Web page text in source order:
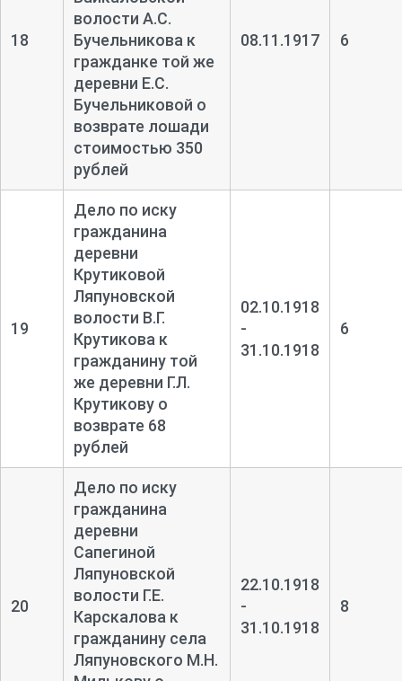
18
волости А.С.
Бучельникова к
гражданке той же
деревни Е.С.
Бучельниковой о
возврате лошади
стоимостью 350
рублей
08.11.1917 6
19
Дело по иску
гражданина
деревни
Крутиковой
Ляпуновской
волости В.Г.
Крутикова к
гражданину той
же деревни Г.Л.
Крутикову о
возврате 68
рублей
02.10.1918
-
31.10.1918
6
20
Дело по иску
гражданина
деревни
Сапегиной
Ляпуновской
волости Г.Е.
Карскалова к
гражданину села
Ляпуновского М.Н.
22.10.1918
-
31.10.1918
8